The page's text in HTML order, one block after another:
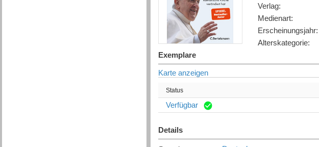
Verlag:
Medienart:
Erscheinungsjahr:
Alterskategorie:
Exemplare
Karte anzeigen
Status
Verfügbar
Details